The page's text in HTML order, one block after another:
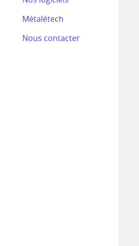
Métalétech
Nous contacter